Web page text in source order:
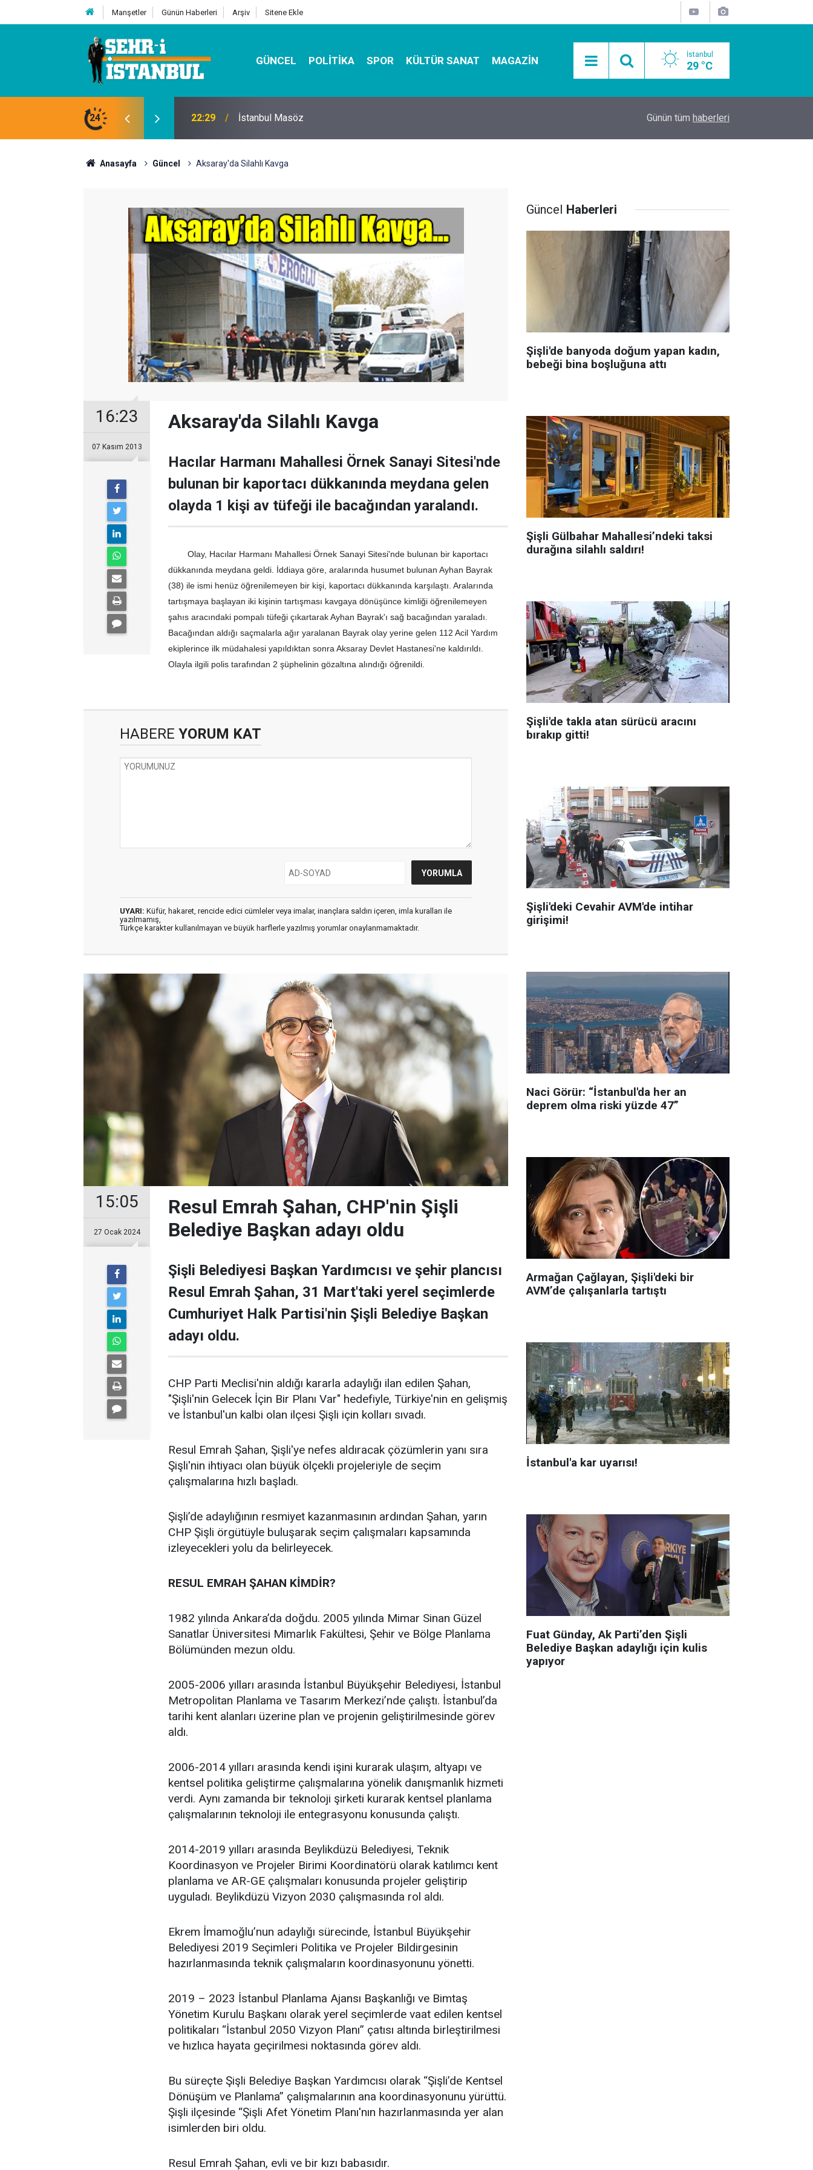
Manşetler Günün Haberleri Arşiv Sitene Ekle
GÜNCEL POLITIKA SPOR KÜLTÜR SANAT MAGAZIN İstanbul
29 °C
24 07:32 Kutu Sihirbazı ile Estetik, Dayanıklı ve Çevre Dostu Ambalaj Mobil Araçlarla Hayır Lokması Dağıtımının
Günün tüm haberleri
Anasayfa Güncel Aksaray'da Silahlı Kavga
16:23
07 Kasım 2013
Aksaray'da Silahlı Kavga
Hacılar Harmanı Mahallesi Örnek Sanayi Sitesi'nde
bulunan bir kaportacı dükkanında meydana gelen
olayda 1 kişi av tüfeği ile bacağından yaralandı.
Olay, Hacılar Harmanı Mahallesi Örnek Sanayi Sitesi'nde bulunan bir kaportacı
dükkanında meydana geldi. İddiaya göre, aralarında husumet bulunan Ayhan Bayrak
(38) ile ismi henüz öğrenilemeyen bir kişi, kaportacı dükkanında karşılaştı. Aralarında
tartışmaya başlayan iki kişinin tartışması kavgaya dönüşünce kimliği öğrenilemeyen
şahıs aracındaki pompalı tüfeği çıkartarak Ayhan Bayrak'ı sağ bacağından yaraladı.
Bacağından aldığı saçmalarla ağır yaralanan Bayrak olay yerine gelen 112 Acil Yardım
ekiplerince ilk müdahalesi yapıldıktan sonra Aksaray Devlet Hastanesi'ne kaldırıldı.
Olayla ilgili polis tarafından 2 şüphelinin gözaltına alındığı öğrenildi.
HABERE YORUM KAT
UYARI: Küfür, hakaret, rencide edici cümleler veya imalar, inançlara saldırı içeren, imla kuralları ile
yazılmamış,
Türkçe karakter kullanılmayan ve büyük harflerle yazılmış yorumlar onaylanmamaktadır.
15:05
27 Ocak 2024
Resul Emrah Şahan, CHP'nin Şişli
Belediye Başkan adayı oldu
Şişli Belediyesi Başkan Yardımcısı ve şehir plancısı
Resul Emrah Şahan, 31 Mart'taki yerel seçimlerde
Cumhuriyet Halk Partisi'nin Şişli Belediye Başkan
adayı oldu.
CHP Parti Meclisi'nin aldığı kararla adaylığı ilan edilen Şahan,
"Şişli'nin Gelecek İçin Bir Planı Var" hedefiyle, Türkiye'nin en gelişmiş
ve İstanbul'un kalbi olan ilçesi Şişli için kolları sıvadı.
Resul Emrah Şahan, Şişli'ye nefes aldıracak çözümlerin yanı sıra
Şişli'nin ihtiyacı olan büyük ölçekli projeleriyle de seçim
çalışmalarına hızlı başladı.
Şişli’de adaylığının resmiyet kazanmasının ardından Şahan, yarın
CHP Şişli örgütüyle buluşarak seçim çalışmaları kapsamında
izleyecekleri yolu da belirleyecek.
RESUL EMRAH ŞAHAN KİMDİR?
1982 yılında Ankara’da doğdu. 2005 yılında Mimar Sinan Güzel
Sanatlar Üniversitesi Mimarlık Fakültesi, Şehir ve Bölge Planlama
Bölümünden mezun oldu.
2005-2006 yılları arasında İstanbul Büyükşehir Belediyesi, İstanbul
Metropolitan Planlama ve Tasarım Merkezi’nde çalıştı. İstanbul’da
tarihi kent alanları üzerine plan ve projenin geliştirilmesinde görev
aldı.
2006-2014 yılları arasında kendi işini kurarak ulaşım, altyapı ve
kentsel politika geliştirme çalışmalarına yönelik danışmanlık hizmeti
verdi. Aynı zamanda bir teknoloji şirketi kurarak kentsel planlama
çalışmalarının teknoloji ile entegrasyonu konusunda çalıştı.
2014-2019 yılları arasında Beylikdüzü Belediyesi, Teknik
Koordinasyon ve Projeler Birimi Koordinatörü olarak katılımcı kent
planlama ve AR-GE çalışmaları konusunda projeler geliştirip
uyguladı. Beylikdüzü Vizyon 2030 çalışmasında rol aldı.
Ekrem İmamoğlu’nun adaylığı sürecinde, İstanbul Büyükşehir
Belediyesi 2019 Seçimleri Politika ve Projeler Bildirgesinin
hazırlanmasında teknik çalışmaların koordinasyonunu yönetti.
2019 – 2023 İstanbul Planlama Ajansı Başkanlığı ve Bimtaş
Yönetim Kurulu Başkanı olarak yerel seçimlerde vaat edilen kentsel
politikaları “İstanbul 2050 Vizyon Planı” çatısı altında birleştirilmesi
ve hızlıca hayata geçirilmesi noktasında görev aldı.
Bu süreçte Şişli Belediye Başkan Yardımcısı olarak “Şişli’de Kentsel
Dönüşüm ve Planlama” çalışmalarının ana koordinasyonunu yürüttü.
Şişli ilçesinde “Şişli Afet Yönetim Planı'nın hazırlanmasında yer alan
isimlerden biri oldu.
Resul Emrah Şahan, evli ve bir kızı babasıdır.
Güncel Haberleri
Şişli'de banyoda doğum yapan kadın,
bebeği bina boşluğuna attı
Şişli Gülbahar Mahallesi’ndeki taksi
durağına silahlı saldırı!
Şişli'de takla atan sürücü aracını
bırakıp gitti!
Şişli'deki Cevahir AVM'de intihar
girişimi!
Naci Görür: “İstanbul'da her an
deprem olma riski yüzde 47”
Armağan Çağlayan, Şişli'deki bir
AVM’de çalışanlarla tartıştı
İstanbul'a kar uyarısı!
Fuat Günday, Ak Parti’den Şişli
Belediye Başkan adaylığı için kulis
yapıyor